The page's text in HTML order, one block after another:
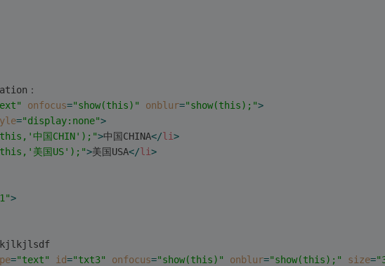
：
onfocus="show(this)" onblur="show(this);">
="display:none">
中国CHIN');">中国CHINA</li>
美国US');">美国USA</li>
>
="text" id="txt3" onfocus="show(this)" onblur="show(this);" size=